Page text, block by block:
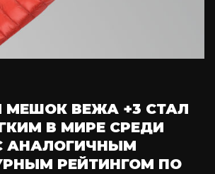
ВЕЖА +3 СТАЛ
В МИРЕ СРЕДИ
АНАЛОГИЧНЫМ
РЕЙТИНГОМ ПО